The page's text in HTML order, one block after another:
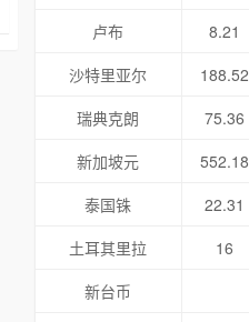
卢布
8.21
沙特里亚尔
188.52
瑞典克朗
75.36
新加坡元
552.18
泰国铢
22.31
土耳其里拉
16
新台币